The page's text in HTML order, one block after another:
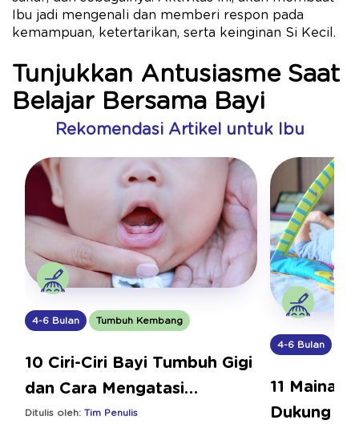
Ibu jadi mengenali dan memberi respon pada
kemampuan, ketertarikan, serta keinginan Si Kecil.
Tunjukkan Antusiasme Saat
Belajar Bersama Bayi
Rekomendasi Artikel untuk Ibu
4-6 Bulan Tumbuh Kembang
10 Ciri-Ciri Bayi Tumbuh Gigi
dan Cara Mengatasi
Sakitnya
Ditulis oleh: Tim Penulis
4-6 Bulan
11 Mainan
Dukung